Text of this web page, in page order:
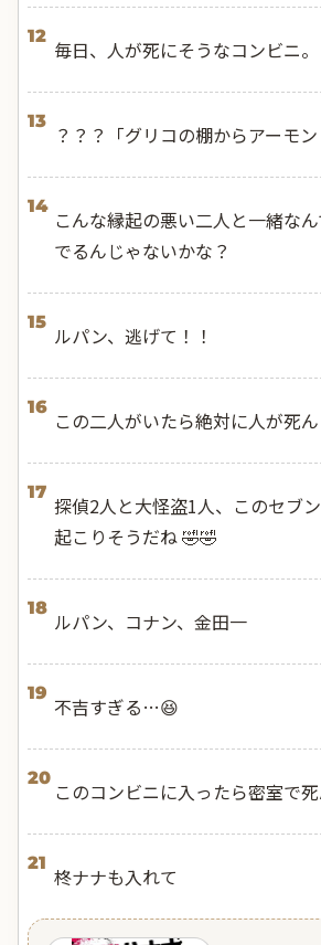
12
毎日、人が死にそうなコンビニ。
13
？？？「グリコの棚からアーモ
14
こんな縁起の悪い二人と一緒な
でるんじゃないかな？
15
ルパン、逃げて！！
16
この二人がいたら絶対に人が死
17
探偵2人と大怪盗1人、このセブ
起こりそうだね 🤣🤣
18
ルパン、コナン、金田一
19
不吉すぎる…😆
20
このコンビニに入ったら密室で
21
柊ナナも入れて